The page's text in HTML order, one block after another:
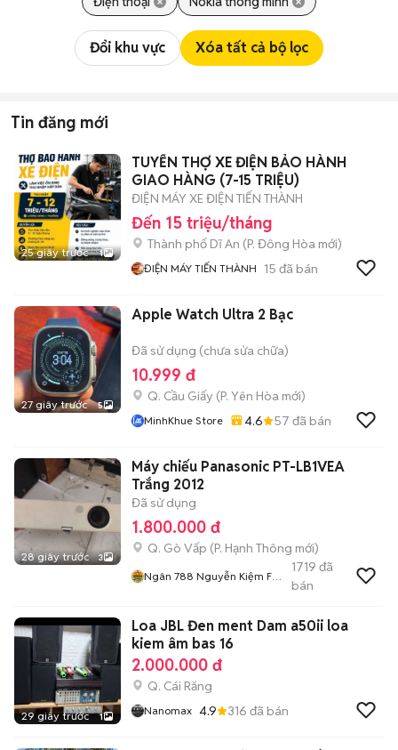
Đổi khu vực Xóa tất cả bộ lọc
Tin đăng mới
25 giây trước 1
TUYỂN THỢ XE ĐIỆN BẢO HÀNH
GIAO HÀNG (7-15 TRIỆU)
ĐIỆN MÁY XE ĐIỆN TIẾN THÀNH
Đến 15 triệu/tháng
Thành phố Dĩ An (P. Đông Hòa mới)
ĐIỆN MÁY TIẾN THÀNH 15 đã bán
27 giây trước 5
Apple Watch Ultra 2 Bạc
Đã sử dụng (chưa sửa chữa)
10.999 đ
Q. Cầu Giấy (P. Yên Hòa mới)
MinhKhue Store 4.6 57 đã bán
28 giây trước 3
Máy chiếu Panasonic PT-LB1VEA
Trắng 2012
Đã sử dụng
1.800.000 đ
Q. Gò Vấp (P. Hạnh Thông mới)
Ngân 788 Nguyễn Kiệm F3
1719 đã
bán
29 giây trước 1
Loa JBL Đen ment Dam a50ii loa
kiem âm bas 16
2.000.000 đ
Q. Cái Răng
Nanomax 4.9 316 đã bán